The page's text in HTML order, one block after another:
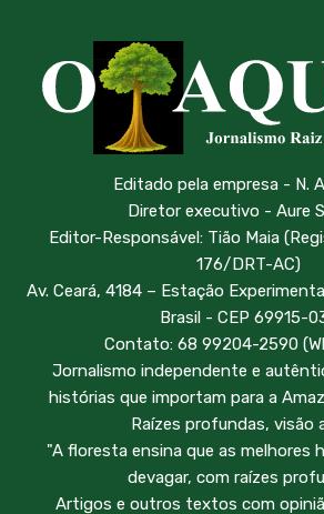
Editado pela empresa - N.
Diretor executivo - Aure
Editor-Responsável: Tião Maia
176/DRT-AC)
Av. Ceará, 4184 – Estação
Brasil - CEP 69915-
Contato: 68 99204-2590
Jornalismo independente e
histórias que importam para a
Raízes profundas, visão
"A floresta ensina que as melhores
devagar, com raízes
Artigos e outros textos com